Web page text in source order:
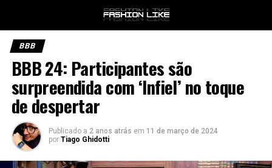
BBB
BBB 24: Participantes são
surpreendida com ‘Infiel’ no toque
de despertar
Publicado a 2 anos atrás em 11 de março de 2024
por Tiago Ghidotti